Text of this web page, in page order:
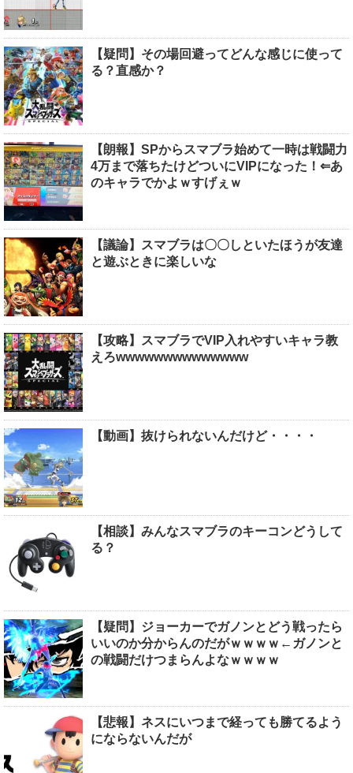
【疑問】その場回避ってどんな感じに使って
る？直感か？
【朗報】SPからスマブラ始めて一時は戦闘力
4万まで落ちたけどついにVIPになった！⇐あ
のキャラでかよｗすげぇｗ
【議論】スマブラは〇〇しといたほうが友達
と遊ぶときに楽しいな
【攻略】スマブラでVIP入れやすいキャラ教
えろwwwwwwwwwwwwww
【動画】抜けられないんだけど・・・・
【相談】みんなスマブラのキーコンどうして
る？
【疑問】ジョーカーでガノンとどう戦ったら
いいのか分からんのだがｗｗｗｗ←ガノンと
の戦闘だけつまらんよなｗｗｗｗ
【悲報】ネスにいつまで経っても勝てるよう
にならないんだが